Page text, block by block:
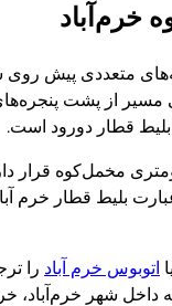
خرم‌آباد
متعددی پیش
از پشت
بلیط قطار دورود است.
راه‌آهن دورود در فاصله
بلیط قطار خرم
اتوبوس خرم آباد را
داخل شهر